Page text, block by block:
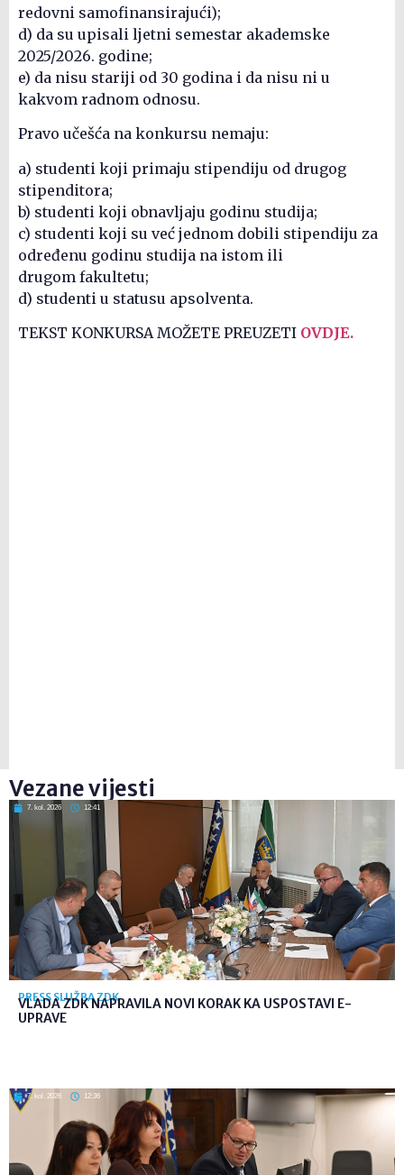
redovni samofinansirajući);
d) da su upisali ljetni semestar akademske
2025/2026. godine;
e) da nisu stariji od 30 godina i da nisu ni u
kakvom radnom odnosu.
Pravo učešća na konkursu nemaju:
a) studenti koji primaju stipendiju od drugog
stipenditora;
b) studenti koji obnavljaju godinu studija;
c) studenti koji su već jednom dobili stipendiju za
određenu godinu studija na istom ili
drugom fakultetu;
d) studenti u statusu apsolventa.
TEKST KONKURSA MOŽETE PREUZETI OVDJE.
Vezane vijesti
7. kol. 2026 12:41
PRESS SLUŽBA ZDK
VLADA ZDK NAPRAVILA NOVI KORAK KA USPOSTAVI E-
UPRAVE
7. kol. 2026 12:36